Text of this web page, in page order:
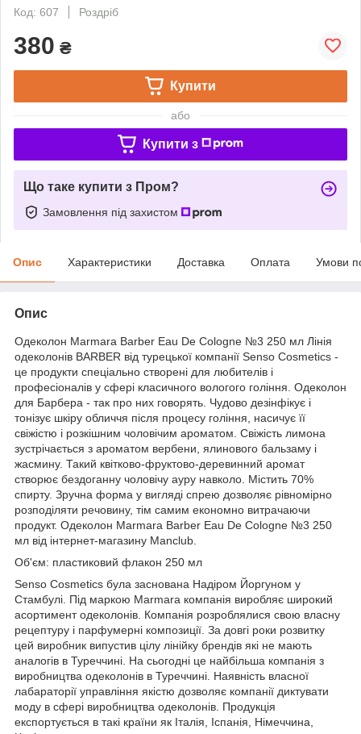
Код: 607
Роздріб
380 ₴
Купити
або
Купити з
Що таке купити з Пром?
Замовлення під захистом
Опис Характеристики Доставка Оплата Умови
Опис
Одеколон Marmara Barber Eau De Cologne №3 250 мл Лінія
одеколонів BARBER від турецької компанії Senso Cosmetics -
це продукти спеціально створені для любителів і
професіоналів у сфері класичного вологого гоління. Одеколон
для Барбера - так про них говорять. Чудово дезінфікує і
тонізує шкіру обличчя після процесу гоління, насичує її
свіжістю і розкішним чоловічим ароматом. Свіжість лимона
зустрічається з ароматом вербени, ялинового бальзаму і
жасмину. Такий квітково-фруктово-деревинний аромат
створює бездоганну чоловічу ауру навколо. Містить 70%
спирту. Зручна форма у вигляді спрею дозволяє рівномірно
розподіляти речовину, тім самим економно витрачаючи
продукт. Одеколон Marmara Barber Eau De Cologne №3 250
мл від інтернет-магазину Manclub.
Об'єм: пластиковий флакон 250 мл
Senso Cosmetics була заснована Надіром Йоргуном у
Стамбулі. Під маркою Marmara компанія виробляє широкий
асортимент одеколонів. Компанія розроблялися свою власну
рецептуру і парфумерні композиції. За довгі роки розвитку
цей виробник випустив цілу лінійку брендів які не мають
аналогів в Туреччині. На сьогодні це найбільша компанія з
виробництва одеколонів в Туреччині. Наявність власної
лабараторії управління якістю дозволяє компанії диктувати
моду в сфері виробництва одеколонів. Продукція
експортується в такі країни як Італія, Іспанія, Німеччина,